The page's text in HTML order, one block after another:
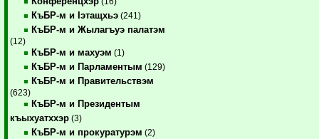
КъБР-м и Iэтащхьэ (241)
КъБР-м и Жылагъуэ палатэм
(12)
КъБР-м и махуэм (1)
КъБР-м и Парламентым (129)
КъБР-м и Правительствэм
(623)
КъБР-м и Президентым
къыхуатххэр (3)
КъБР-м и прокуратурэм (2)